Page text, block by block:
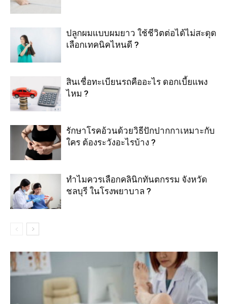
ปลูกผมแบบผมยาว ใช้ชีวิตต่อได้ไม่สะดุด
เลือกเทคนิคไหนดี ?
สินเชื่อทะเบียนรถคืออะไร ดอกเบี้ยแพง
ไหม ?
รักษาโรคอ้วนด้วยวิธีปักปากกาเหมาะกับ
ใคร ต้องระวังอะไรบ้าง ?
ทำไมควรเลือกคลินิกทันตกรรม จังหวัด
ชลบุรี ในโรงพยาบาล ?